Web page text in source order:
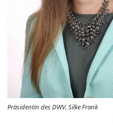
Präsidentin des DWV, Silke Frank